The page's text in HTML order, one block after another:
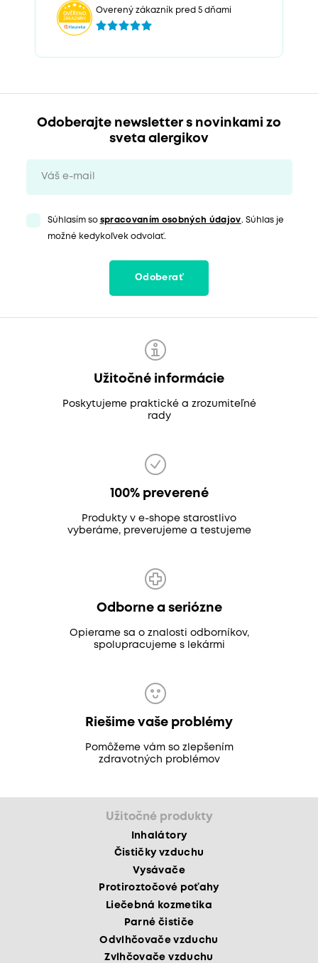
Overený zákazník pred 5 dňami
Odoberajte newsletter s novinkami zo
sveta alergikov
Súhlasím so spracovaním osobných údajov. Súhlas je
možné kedykoľvek odvolať.
Odoberať
Užitočné informácie
Poskytujeme praktické a zrozumiteľné
rady
100% preverené
Produkty v e-shope starostlivo
vyberáme, preverujeme a testujeme
Odborne a seriózne
Opierame sa o znalosti odborníkov,
spolupracujeme s lekármi
Riešime vaše problémy
Pomôžeme vám so zlepšením
zdravotných problémov
Užitočné produkty
Inhalátory
Čističky vzduchu
Vysávače
Protiroztočové poťahy
Liečebná kozmetika
Parné čističe
Odvlhčovače vzduchu
Zvlhčovače vzduchu